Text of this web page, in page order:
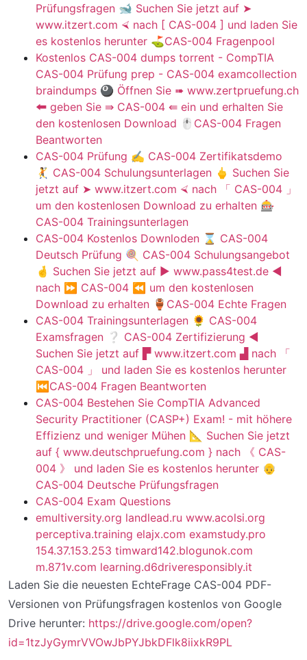
Prüfungsfragen 🐋 Suchen Sie jetzt auf ➤
www.itzert.com ⮘ nach [ CAS-004 ] und laden Sie
es kostenlos herunter ⛳CAS-004 Fragenpool
Kostenlos CAS-004 dumps torrent - CompTIA
CAS-004 Prüfung prep - CAS-004 examcollection
braindumps 🎱 Öffnen Sie ➠ www.zertpruefung.ch
🠰 geben Sie ⇛ CAS-004 ⇚ ein und erhalten Sie
den kostenlosen Download 🖱CAS-004 Fragen
Beantworten
CAS-004 Prüfung ✍ CAS-004 Zertifikatsdemo
🤾 CAS-004 Schulungsunterlagen 🖕 Suchen Sie
jetzt auf ➤ www.itzert.com ⮘ nach 「 CAS-004 」
um den kostenlosen Download zu erhalten 🎰
CAS-004 Trainingsunterlagen
CAS-004 Kostenlos Downloden ⌛ CAS-004
Deutsch Prüfung 🍭 CAS-004 Schulungsangebot
🤞 Suchen Sie jetzt auf ▶ www.pass4test.de ◀
nach ⏩ CAS-004 ⏪ um den kostenlosen
Download zu erhalten 🏺CAS-004 Echte Fragen
CAS-004 Trainingsunterlagen 🌻 CAS-004
Examsfragen ❔ CAS-004 Zertifizierung ◀
Suchen Sie jetzt auf ▛ www.itzert.com ▟ nach 「
CAS-004 」 und laden Sie es kostenlos herunter
⏮CAS-004 Fragen Beantworten
CAS-004 Bestehen Sie CompTIA Advanced
Security Practitioner (CASP+) Exam! - mit höhere
Effizienz und weniger Mühen 📐 Suchen Sie jetzt
auf { www.deutschpruefung.com } nach 《 CAS-
004 》 und laden Sie es kostenlos herunter 👴
CAS-004 Deutsche Prüfungsfragen
CAS-004 Exam Questions
emultiversity.org landlead.ru www.acolsi.org
perceptiva.training elajx.com examstudy.pro
154.37.153.253 timward142.blogunok.com
m.871v.com learning.d6driveresponsibly.it
Laden Sie die neuesten EchteFrage CAS-004 PDF-
Versionen von Prüfungsfragen kostenlos von Google
Drive herunter: https://drive.google.com/open?
id=1tzJyGymrVVOwJbPYJbkDFlk8iixkR9PL